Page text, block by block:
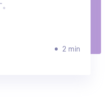
2 min